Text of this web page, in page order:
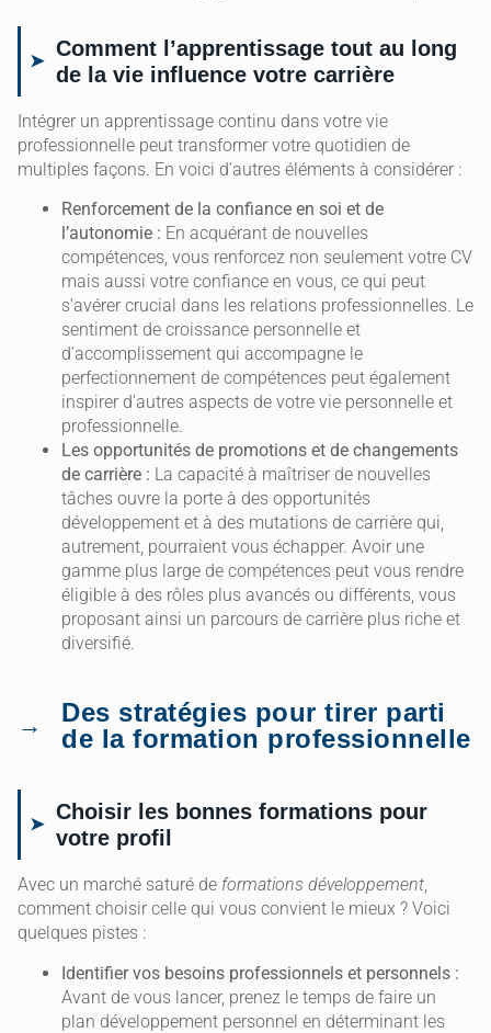
Comment l’apprentissage tout au long
de la vie influence votre carrière
Intégrer un apprentissage continu dans votre vie
professionnelle peut transformer votre quotidien de
multiples façons. En voici d’autres éléments à considérer :
Renforcement de la confiance en soi et de
l’autonomie : En acquérant de nouvelles
compétences, vous renforcez non seulement votre CV
mais aussi votre confiance en vous, ce qui peut
s’avérer crucial dans les relations professionnelles. Le
sentiment de croissance personnelle et
d’accomplissement qui accompagne le
perfectionnement de compétences peut également
inspirer d’autres aspects de votre vie personnelle et
professionnelle.
Les opportunités de promotions et de changements
de carrière : La capacité à maîtriser de nouvelles
tâches ouvre la porte à des opportunités
développement et à des mutations de carrière qui,
autrement, pourraient vous échapper. Avoir une
gamme plus large de compétences peut vous rendre
éligible à des rôles plus avancés ou différents, vous
proposant ainsi un parcours de carrière plus riche et
diversifié.
Des stratégies pour tirer parti
de la formation professionnelle
Choisir les bonnes formations pour
votre profil
Avec un marché saturé de formations développement,
comment choisir celle qui vous convient le mieux ? Voici
quelques pistes :
Identifier vos besoins professionnels et personnels :
Avant de vous lancer, prenez le temps de faire un
plan développement personnel en déterminant les